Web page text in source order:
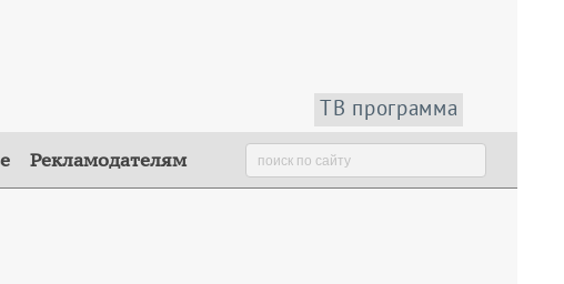
ТВ программа
Рекламодателям